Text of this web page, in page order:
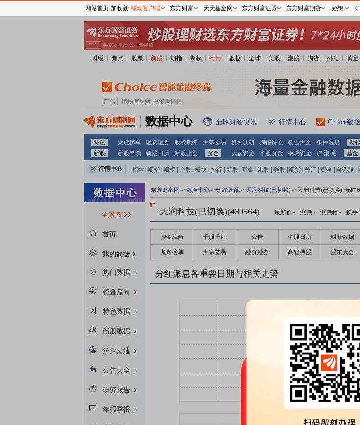
财经 焦点 股票 新股 期指 期权 行情 数据 全球 美股 港股 期货 外汇 黄金
数据中心 全球财经快讯 行情中心 Choice数据
特色 龙虎榜单 融资融券 股权质押 大宗交易 机构调研 期指持仓 公告大全 条件选股 财报
新股
新股申购 新股日历 新股上会 资金 大盘资金 个股资金 板块资金 沪 港 通 基金
行情中心 指数 期指 期权 个股 板块 排行 新股 基金 港股 美股 期货 外汇 黄金 自选股
全景图
首页
我的数据
热门数据
资金流向
特色数据
新股数据
沪深港通
公告大全
研究报告
年报季报
东方财富网 > 数据中心 > 分红送配 > 天润科技(已切换) > 天润科技(已切换)-分红
天润科技(已切换)(430564) 最新价 - 涨跌 - 涨跌幅 - 换手
资金流向 千股千评 公告 个股日历 财务数据
龙虎榜单 大宗交易 融资融券 高管持股 股东大会
分红派息各重要日期与相关走势
网站首页 加收藏 移动客户端 东方财富 天天基金网 东方财富证券 东方财富期货 妙想